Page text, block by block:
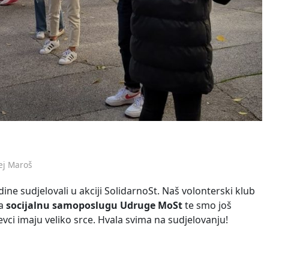
Maroš
sudjelovali u akciji SolidarnoSt. Naš volonterski klub
socijalnu samoposlugu Udruge MoStte smo još
imaju veliko srce. Hvala svima na sudjelovanju!